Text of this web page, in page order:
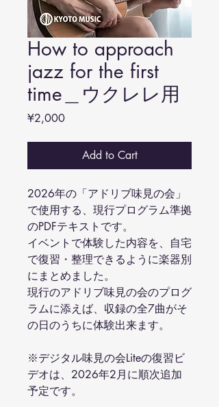
How to approach
jazz for the first
time＿ウクレレ用
¥2,000Price
Add to Cart
2026年の「アドリブ味見の会」
で使用する、現行プログラム準拠
のPDFテキストです。
イベントで体験した内容を、自宅
で復習・整理できるように楽器別
にまとめました。
現行のアドリブ味見の会のプログ
ラムに添えば、収録の全7曲がそ
の日のうちに体験出来ます。
※デジタル味見の会Liteの復習ビ
デオは、2026年2月に順次追加
予定です。